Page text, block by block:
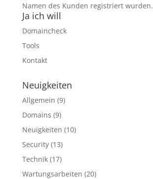
Namen des Kunden registriert wurden.
Ja ich will
Domaincheck
Tools
Kontakt
Neuigkeiten
Allgemein (9)
Domains (9)
Neuigkeiten (10)
Security(13)
Technik(17)
Wartungsarbeiten (20)